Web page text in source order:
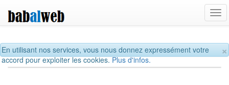
×
En utilisant nos services, vous nous donnez expressément votre
accord pour exploiter les cookies.Plus d'infos.